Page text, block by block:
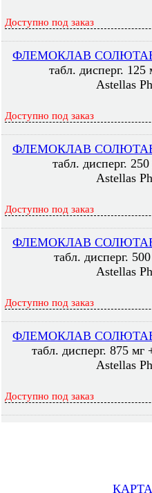
Доступно под заказ
ФЛЕМОКЛАВ СОЛЮТАБ
табл. дисперг.
Astellas
Доступно под заказ
ФЛЕМОКЛАВ СОЛЮТАБ
табл. дисперг.
Astellas
Доступно под заказ
ФЛЕМОКЛАВ СОЛЮТАБ
табл. дисперг.
Astellas
Доступно под заказ
ФЛЕМОКЛАВ СОЛЮТАБ
табл. дисперг. 875
Astellas
Доступно под заказ